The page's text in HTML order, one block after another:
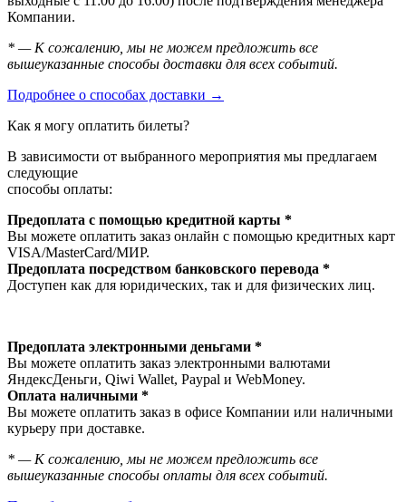
Компании.
* — К сожалению, мы не можем предложить все
вышеуказанные способы доставки для всех событий.
Подробнее о способах доставки →
Как я могу оплатить билеты?
В зависимости от выбранного мероприятия мы предлагаем
следующие
способы оплаты:
Предоплата с помощью кредитной карты *
Вы можете оплатить заказ онлайн с помощью кредитных карт
VISA/MasterСard/МИР.
Предоплата посредством банковского перевода *
Доступен как для юридических, так и для физических лиц.
Предоплата электронными деньгами *
Вы можете оплатить заказ электронными валютами
ЯндексДеньги, Qiwi Wallet, Paypal и WebMoney.
Оплата наличными *
Вы можете оплатить заказ в офисе Компании или наличными
курьеру при доставке.
* — К сожалению, мы не можем предложить все
вышеуказанные способы оплаты для всех событий.